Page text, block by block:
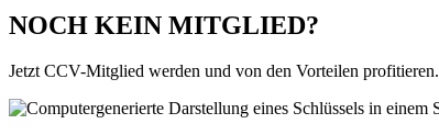
NOCH KEIN MITGLIED?
Jetzt CCV-Mitglied werden und von den Vorteilen profitieren.